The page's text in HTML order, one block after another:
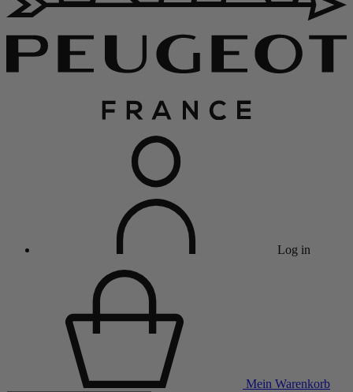
Log in
Mein Warenkorb